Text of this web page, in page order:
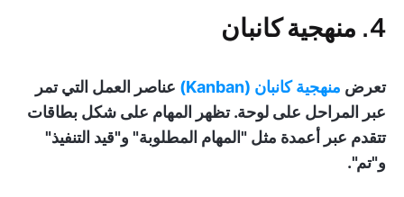
4. منهجية كانبان
تعرض منهجية كانبان (Kanban)
عناصر العمل التي تمر
عبر المراحل على لوحة. تظهر المهام على شكل بطاقات
تتقدم عبر أعمدة مثل "المهام المطلوبة" و"قيد التنفيذ"
و"تم".